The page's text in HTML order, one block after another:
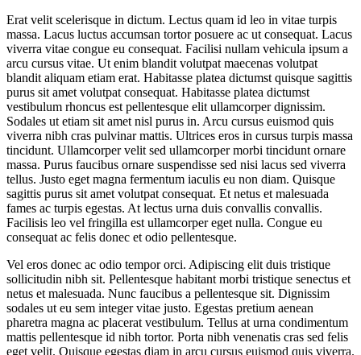
Erat velit scelerisque in dictum. Lectus quam id leo in vitae turpis
massa. Lacus luctus accumsan tortor posuere ac ut consequat. Lacus
viverra vitae congue eu consequat. Facilisi nullam vehicula ipsum a
arcu cursus vitae. Ut enim blandit volutpat maecenas volutpat
blandit aliquam etiam erat. Habitasse platea dictumst quisque sagittis
purus sit amet volutpat consequat. Habitasse platea dictumst
vestibulum rhoncus est pellentesque elit ullamcorper dignissim.
Sodales ut etiam sit amet nisl purus in. Arcu cursus euismod quis
viverra nibh cras pulvinar mattis. Ultrices eros in cursus turpis massa
tincidunt. Ullamcorper velit sed ullamcorper morbi tincidunt ornare
massa. Purus faucibus ornare suspendisse sed nisi lacus sed viverra
tellus. Justo eget magna fermentum iaculis eu non diam. Quisque
sagittis purus sit amet volutpat consequat. Et netus et malesuada
fames ac turpis egestas. At lectus urna duis convallis convallis.
Facilisis leo vel fringilla est ullamcorper eget nulla. Congue eu
consequat ac felis donec et odio pellentesque.
Vel eros donec ac odio tempor orci. Adipiscing elit duis tristique
sollicitudin nibh sit. Pellentesque habitant morbi tristique senectus et
netus et malesuada. Nunc faucibus a pellentesque sit. Dignissim
sodales ut eu sem integer vitae justo. Egestas pretium aenean
pharetra magna ac placerat vestibulum. Tellus at urna condimentum
mattis pellentesque id nibh tortor. Porta nibh venenatis cras sed felis
eget velit. Quisque egestas diam in arcu cursus euismod quis viverra.